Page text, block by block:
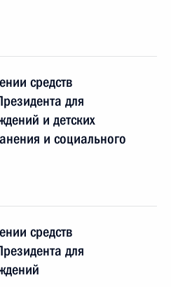
средств
для
и детских
и социального
средств
для